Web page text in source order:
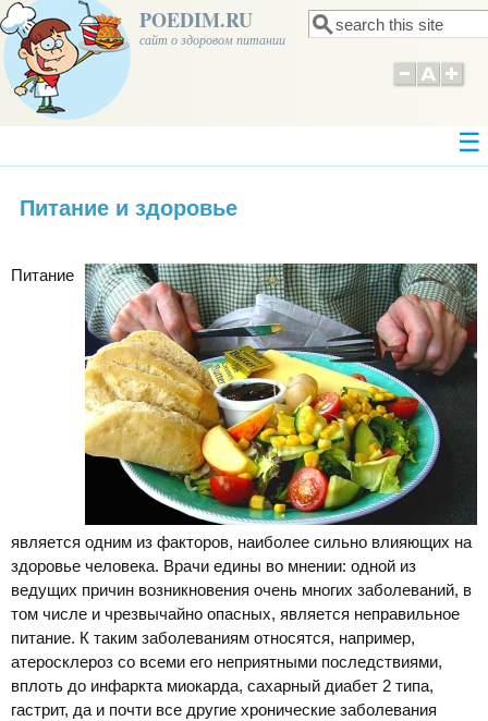
POEDIM.RU
сайт о здоровом питании Форма поиска
Поиск
Питание и здоровье
Питание
является одним из факторов, наиболее сильно влияющих на
здоровье человека. Врачи едины во мнении: одной из
ведущих причин возникновения очень многих заболеваний, в
том числе и чрезвычайно опасных, является неправильное
питание. К таким заболеваниям относятся, например,
атеросклероз со всеми его неприятными последствиями,
вплоть до инфаркта миокарда, сахарный диабет 2 типа,
гастрит, да и почти все другие хронические заболевания